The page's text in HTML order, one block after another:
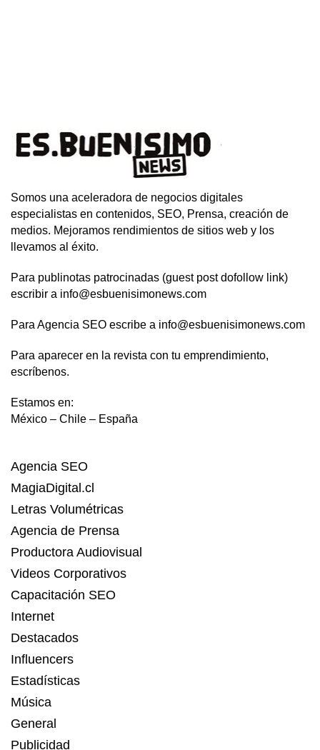
Somos una aceleradora de negocios digitales
especialistas en contenidos, SEO, Prensa, creación de
medios. Mejoramos rendimientos de sitios web y los
llevamos al éxito.
Para publinotas patrocinadas (guest post dofollow link)
escribir a info@esbuenisimonews.com
Para Agencia SEO escribe a info@esbuenisimonews.com
Para aparecer en la revista con tu emprendimiento,
escríbenos.
Estamos en:
México – Chile – España
Agencia SEO
MagiaDigital.cl
Letras Volumétricas
Agencia de Prensa
Productora Audiovisual
Videos Corporativos
Capacitación SEO
Internet
Destacados
Influencers
Estadísticas
Música
General
Publicidad